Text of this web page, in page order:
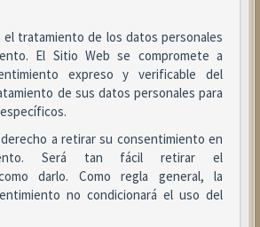
el tratamiento de los datos personales
El Sitio Web se compromete a
expreso y verificable del
de sus datos personales para
a retirar su consentimiento en
Será tan fácil retirar el
darlo. Como regla general, la
no condicionará el uso del